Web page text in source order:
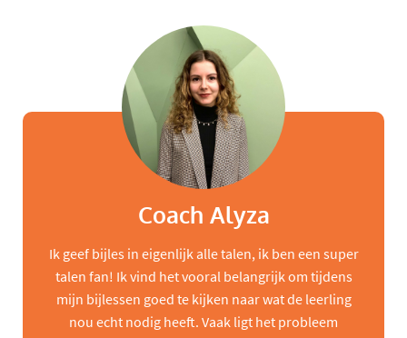
Coach Alyza
Ik geef bijles in eigenlijk alle talen, ik ben een super
talen fan! Ik vind het vooral belangrijk om tijdens
mijn bijlessen goed te kijken naar wat de leerling
nou echt nodig heeft. Vaak ligt het probleem